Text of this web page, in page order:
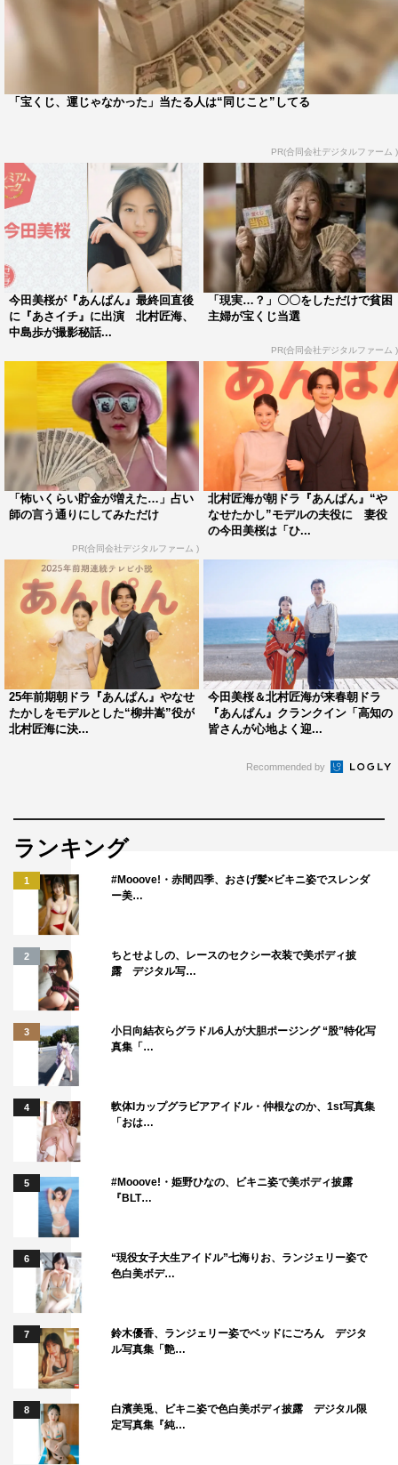
©NHK
「宝くじ、運じゃなかった」当たる人は“同じこと”してる
PR(合同会社デジタルファーム )
今田美桜が『あんぱん』最終回直後
に『あさイチ』に出演 北村匠海、
中島歩が撮影秘話...
「現実…？」〇〇をしただけで貧困
主婦が宝くじ当選
PR(合同会社デジタルファーム )
「怖いくらい貯金が増えた…」占い
師の言う通りにしてみただけ
PR(合同会社デジタルファーム )
北村匠海が朝ドラ『あんぱん』“や
なせたかし”モデルの夫役に 妻役
の今田美桜は「ひ...
25年前期朝ドラ『あんぱん』やなせ
たかしをモデルとした“柳井嵩”役が
北村匠海に決...
今田美桜＆北村匠海が来春朝ドラ
『あんぱん』クランクイン「高知の
皆さんが心地よく迎...
Recommended by
ランキング
1
#Mooove!・赤間四季、おさげ髪×ビキニ姿でスレンダ
ー美…
2
ちとせよしの、レースのセクシー衣装で美ボディ披
露 デジタル写…
3
小日向結衣らグラドル6人が大胆ポージング “股”特化写
真集「…
4
軟体Iカップグラビアアイドル・仲根なのか、1st写真集
「おは…
5
#Mooove!・姫野ひなの、ビキニ姿で美ボディ披露
『BLT…
6
“現役女子大生アイドル”七海りお、ランジェリー姿で
色白美ボデ…
7
鈴木優香、ランジェリー姿でベッドにごろん デジタ
ル写真集「艶…
8
白濱美兎、ビキニ姿で色白美ボディ披露 デジタル限
定写真集『純…